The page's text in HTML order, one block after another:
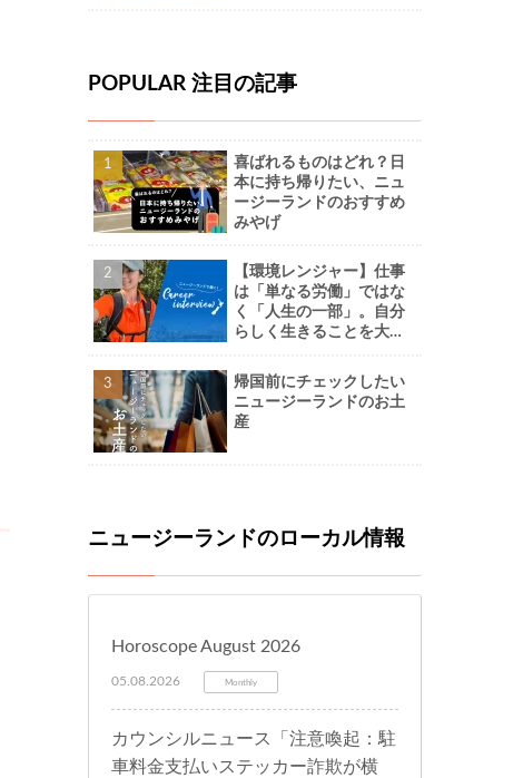
POPULAR 注目の記事
喜ばれるものはどれ？日
本に持ち帰りたい、ニュ
ージーランドのおすすめ
みやげ
【環境レンジャー】仕事
は「単なる労働」ではな
く「人生の一部」。自分
らしく生きることを大切
帰国前にチェックしたい
ニュージーランドのお土
産
ニュージーランドのローカル情報
Horoscope August 2026
05.08.2026 Monthly
カウンシルニュース「注意喚起：駐
車料金支払いステッカー詐欺が横